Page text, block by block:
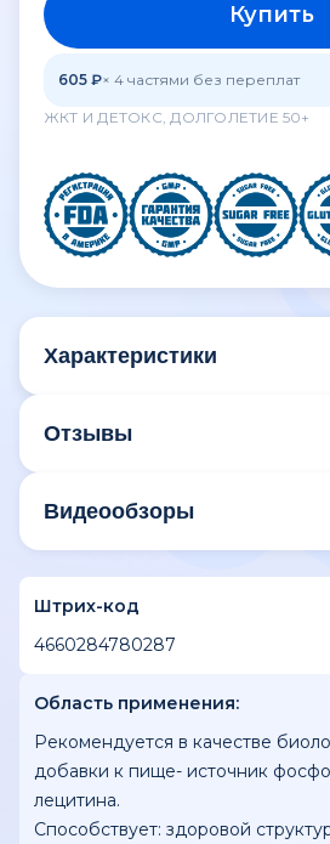
Купить
605 ₽× 4 частями без переплат
ЖКТ И ДЕТОКС, ДОЛГОЛЕТИЕ 50+
Характеристики
Отзывы
Видеообзоры
Штрих-код
4660284780287
Область применения:
Рекомендуется в качестве
добавки к пище- источник
лецитина.
Способствует: здоровой